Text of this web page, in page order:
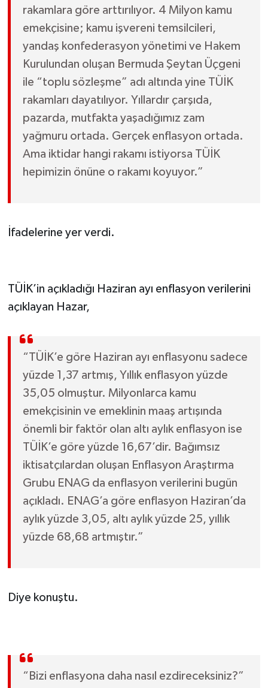
rakamlara göre arttırılıyor. 4 Milyon kamu
emekçisine; kamu işvereni temsilcileri,
yandaş konfederasyon yönetimi ve Hakem
Kurulundan oluşan Bermuda Şeytan Üçgeni
ile “toplu sözleşme” adı altında yine TÜİK
rakamları dayatılıyor. Yıllardır çarşıda,
pazarda, mutfakta yaşadığımız zam
yağmuru ortada. Gerçek enflasyon ortada.
Ama iktidar hangi rakamı istiyorsa TÜİK
hepimizin önüne o rakamı koyuyor.”
İfadelerine yer verdi.
TÜİK’in açıkladığı Haziran ayı enflasyon verilerini
açıklayan Hazar,
“TÜİK’e göre Haziran ayı enflasyonu sadece
yüzde 1,37 artmış, Yıllık enflasyon yüzde
35,05 olmuştur. Milyonlarca kamu
emekçisinin ve emeklinin maaş artışında
önemli bir faktör olan altı aylık enflasyon ise
TÜİK’e göre yüzde 16,67’dir. Bağımsız
iktisatçılardan oluşan Enflasyon Araştırma
Grubu ENAG da enflasyon verilerini bugün
açıkladı. ENAG’a göre enflasyon Haziran’da
aylık yüzde 3,05, altı aylık yüzde 25, yıllık
yüzde 68,68 artmıştır.”
Diye konuştu.
“Bizi enflasyona daha nasıl ezdireceksiniz?”